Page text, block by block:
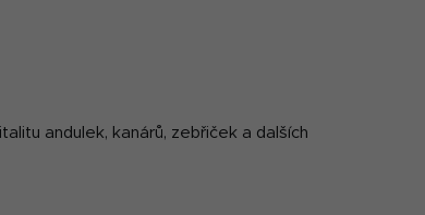
andulek, kanárů, zebřiček a dalších